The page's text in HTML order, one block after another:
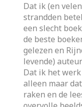
Dat ik (en
strandden
een slecht
de beste
gelezen en
levende)
Dat ik het
alleen maar
raken en de